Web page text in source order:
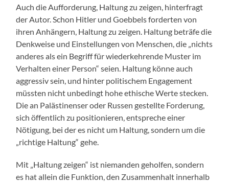
Auch die Aufforderung, Haltung zu zeigen, hinterfragt
der Autor. Schon Hitler und Goebbels forderten von
ihren Anhängern, Haltung zu zeigen. Haltung beträfe die
Denkweise und Einstellungen von Menschen, die „nichts
anderes als ein Begriff für wiederkehrende Muster im
Verhalten einer Person“ seien. Haltung könne auch
aggressiv sein, und hinter politischem Engagement
müssten nicht unbedingt hohe ethische Werte stecken.
Die an Palästinenser oder Russen gestellte Forderung,
sich öffentlich zu positionieren, entspreche einer
Nötigung, bei der es nicht um Haltung, sondern um die
„richtige Haltung“ gehe.
Mit „Haltung zeigen“ ist niemanden geholfen, sondern
es hat allein die Funktion, den Zusammenhalt innerhalb